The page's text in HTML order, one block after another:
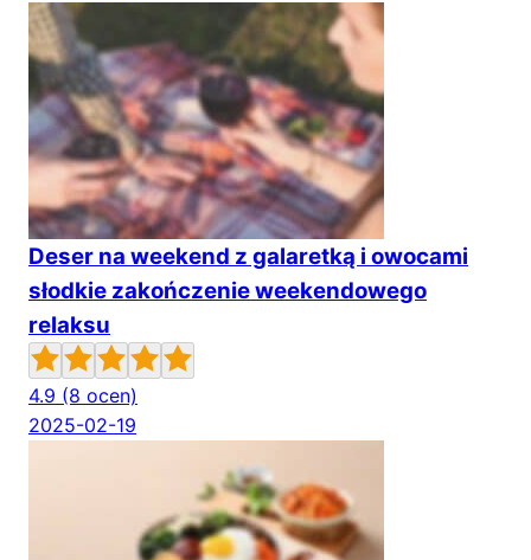
Deser na weekend z galaretką i owocami
słodkie zakończenie weekendowego
relaksu
4.9 (8 ocen)
2025-02-19